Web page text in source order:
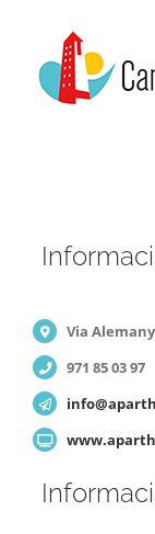
content
Via
971 85 03 97